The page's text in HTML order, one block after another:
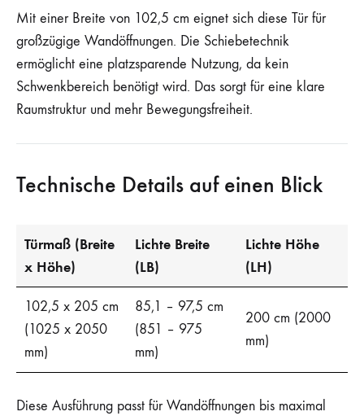
Mit einer Breite von 102,5 cm eignet sich diese Tür für
großzügige Wandöffnungen. Die Schiebetechnik
ermöglicht eine platzsparende Nutzung, da kein
Schwenkbereich benötigt wird. Das sorgt für eine klare
Raumstruktur und mehr Bewegungsfreiheit.
Technische Details auf einen Blick
Türmaß (Breite
x Höhe)
Lichte Breite
(LB)
Lichte Höhe
(LH)
102,5 x 205 cm
(1025 x 2050
mm)
85,1 – 97,5 cm
(851 – 975
mm)
200 cm (2000
mm)
Diese Ausführung passt für Wandöffnungen bis maximal